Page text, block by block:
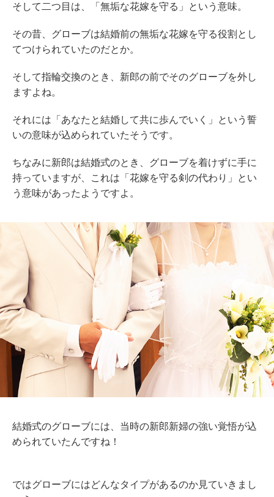
そして二つ目は、「無垢な花嫁を守る」という意味。
その昔、グローブは結婚前の無垢な花嫁を守る役割とし
てつけられていたのだとか。
そして指輪交換のとき、新郎の前でそのグローブを外し
ますよね。
それには「あなたと結婚して共に歩んでいく」という誓
いの意味が込められていたそうです。
ちなみに新郎は結婚式のとき、グローブを着けずに手に
持っていますが、これは「花嫁を守る剣の代わり」とい
う意味があったようですよ。
結婚式のグローブには、当時の新郎新婦の強い覚悟が込
められていたんですね！
ではグローブにはどんなタイプがあるのか見ていきまし